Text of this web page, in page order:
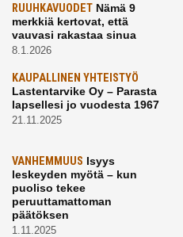
RUUHKAVUODET Nämä 9
merkkiä kertovat, että
vauvasi rakastaa sinua
8.1.2026
KAUPALLINEN YHTEISTYÖ
Lastentarvike Oy – Parasta
lapsellesi jo vuodesta 1967
21.11.2025
VANHEMMUUS Isyys
leskeyden myötä – kun
puoliso tekee
peruuttamattoman
päätöksen
1.11.2025